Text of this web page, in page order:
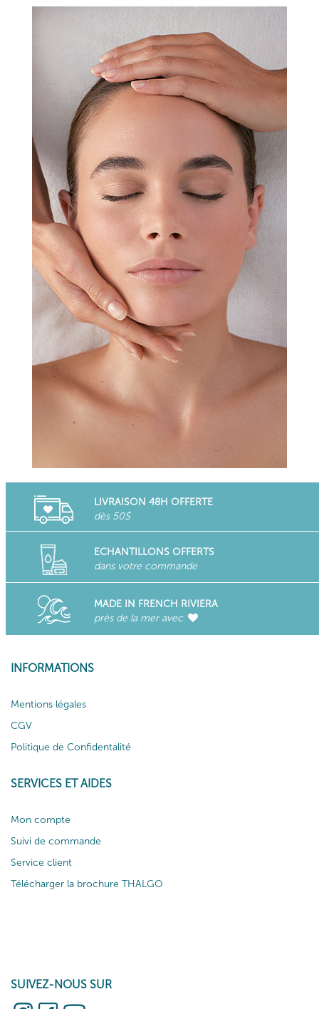
LIVRAISON 48H OFFERTE
dès 50$
ECHANTILLONS OFFERTS
dans votre commande
MADE IN FRENCH RIVIERA
près de la mer avec
INFORMATIONS
Mentions légales
CGV
Politique de Confidentalité
SERVICES ET AIDES
Mon compte
Suivi de commande
Service client
Télécharger la brochure THALGO
SUIVEZ-NOUS SUR